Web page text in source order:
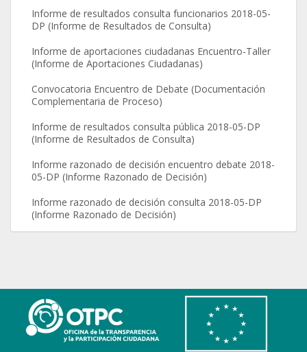
Informe de resultados consulta funcionarios 2018-05-
DP (Informe de Resultados de Consulta)
Informe de aportaciones ciudadanas Encuentro-Taller
(Informe de Aportaciones Ciudadanas)
Convocatoria Encuentro de Debate (Documentación
Complementaria de Proceso)
Informe de resultados consulta pública 2018-05-DP
(Informe de Resultados de Consulta)
Informe razonado de decisión encuentro debate 2018-
05-DP (Informe Razonado de Decisión)
Informe razonado de decisión consulta 2018-05-DP
(Informe Razonado de Decisión)